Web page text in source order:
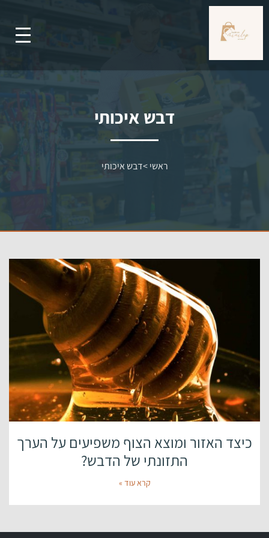
דבש איכותי
ראשי>דבש איכותי
כיצד האזור ומוצא הצוף משפיעים על הערך
התזונתי של הדבש?
קרא עוד »